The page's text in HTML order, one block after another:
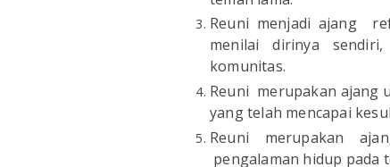
Reuni menjadi ajang
menilai dirinya
komunitas.
Reuni merupakan ajang
yang telah mencapai
Reuni merupakan
pengalaman hidup pada